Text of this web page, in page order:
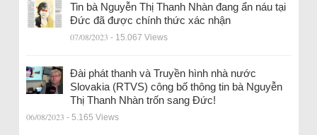
Tin bà Nguyễn Thị Thanh Nhàn đang ẩn náu tại
Đức đã được chính thức xác nhận
07/08/2023 - 15.067 Views
Đài phát thanh và Truyền hình nhà nước
Slovakia (RTVS) công bố thông tin bà Nguyễn
Thị Thanh Nhàn trốn sang Đức!
06/08/2023 - 5.165 Views